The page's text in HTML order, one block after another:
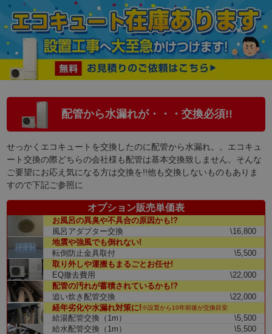
配管から水漏れが・・・交換必須!!
せっかくエコキュートを交換したのに配管から水漏れ。。エコキュ
ート交換の際どちらの会社様も配管は基本交換致しません。そんな
ご要望にお応え気になる方は交換を!!他も交換しないものもありま
すので下記ご参照に
オプション販売単価表
お風呂の異臭や不具合の原因かも!?
風呂アダプター交換
\16,800
地震や強風でも倒れない!
転倒防止金具取付
\5,500
取り外しや運搬もまるごとお任せ!
EQ撤去費用
\22,000
配管の汚れが蓄積されているかも!?
追い炊き配管交換
\22,000
経年劣化や水漏れ対策に!※設置から10年前後が交換目安
給湯配管交換（1m）
\5,500
給水配管交換（1m）
\5,500